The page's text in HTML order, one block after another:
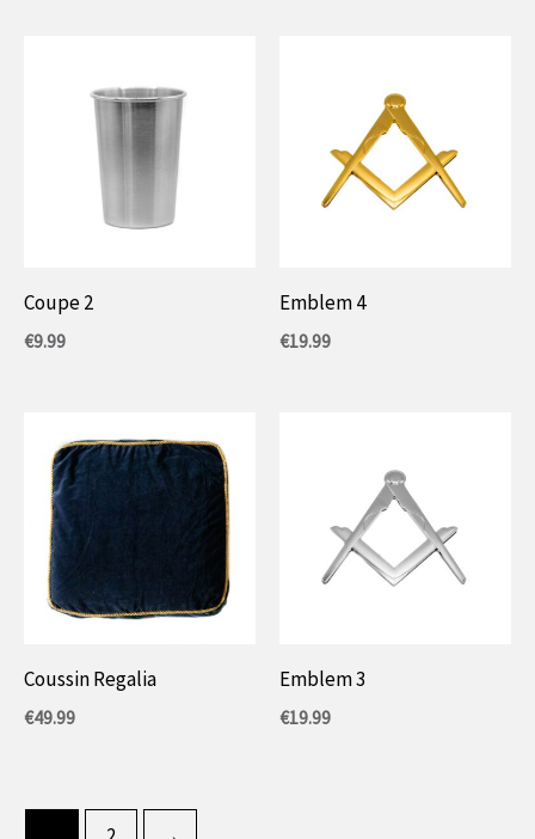
Coupe 2
€9.99
Emblem 4
€19.99
Coussin Regalia
€49.99
Emblem 3
€19.99